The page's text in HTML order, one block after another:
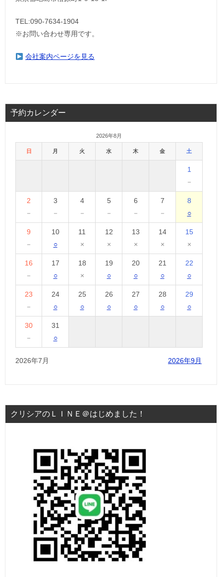
TEL:090-7634-1904
※お問い合わせ専用です。
会社案内ページを見る
予約カレンダー
2026年8月
日 月 火 水 木 金 土
1
－
2
－
3
－
4
－
5
－
6
－
7
－
8
○
9
－
10
○
11
×
12
×
13
×
14
×
15
×
16
－
17
○
18
×
19
○
20
○
21
○
22
○
23
－
24
○
25
○
26
○
27
○
28
○
29
○
30
－
31
○
2026年7月 2026年9月
クリシアのＬＩＮＥ＠はじめました！